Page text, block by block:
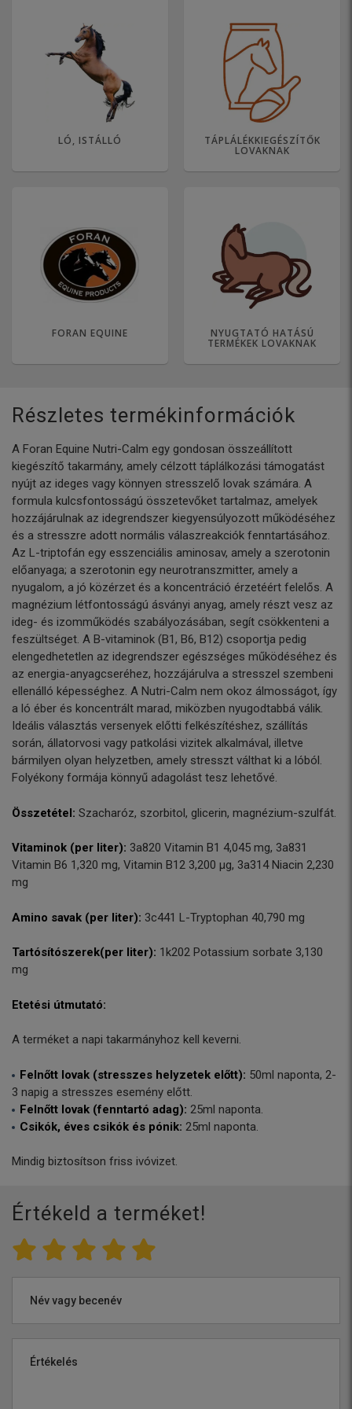
LÓ, ISTÁLLÓ TÁPLÁLÉKKIEGÉSZÍTŐK
LOVAKNAK
FORAN EQUINE NYUGTATÓ HATÁSÚ
TERMÉKEK LOVAKNAK
Részletes termékinformációk
A Foran Equine Nutri-Calm egy gondosan összeállított
kiegészítő takarmány, amely célzott táplálkozási támogatást
nyújt az ideges vagy könnyen stresszelő lovak számára. A
formula kulcsfontosságú összetevőket tartalmaz, amelyek
hozzájárulnak az idegrendszer kiegyensúlyozott működéséhez
és a stresszre adott normális válaszreakciók fenntartásához.
Az L-triptofán egy esszenciális aminosav, amely a szerotonin
előanyaga; a szerotonin egy neurotranszmitter, amely a
nyugalom, a jó közérzet és a koncentráció érzetéért felelős. A
magnézium létfontosságú ásványi anyag, amely részt vesz az
ideg- és izomműködés szabályozásában, segít csökkenteni a
feszültséget. A B-vitaminok (B1, B6, B12) csoportja pedig
elengedhetetlen az idegrendszer egészséges működéséhez és
az energia-anyagcseréhez, hozzájárulva a stresszel szembeni
ellenálló képességhez. A Nutri-Calm nem okoz álmosságot, így
a ló éber és koncentrált marad, miközben nyugodtabbá válik.
Ideális választás versenyek előtti felkészítéshez, szállítás
során, állatorvosi vagy patkolási vizitek alkalmával, illetve
bármilyen olyan helyzetben, amely stresszt válthat ki a lóból.
Folyékony formája könnyű adagolást tesz lehetővé.
Összetétel: Szacharóz, szorbitol, glicerin, magnézium-szulfát.
Vitaminok (per liter): 3a820 Vitamin B1 4,045 mg, 3a831
Vitamin B6 1,320 mg, Vitamin B12 3,200 µg, 3a314 Niacin 2,230
mg
Amino savak (per liter): 3c441 L-Tryptophan 40,790 mg
Tartósítószerek(per liter): 1k202 Potassium sorbate 3,130
mg
Etetési útmutató:
A terméket a napi takarmányhoz kell keverni.
Felnőtt lovak (stresszes helyzetek előtt): 50ml naponta, 2-
3 napig a stresszes esemény előtt.
Felnőtt lovak (fenntartó adag): 25ml naponta.
Csikók, éves csikók és pónik: 25ml naponta.
Mindig biztosítson friss ivóvizet.
Értékeld a terméket!
Név vagy becenév
Értékelés